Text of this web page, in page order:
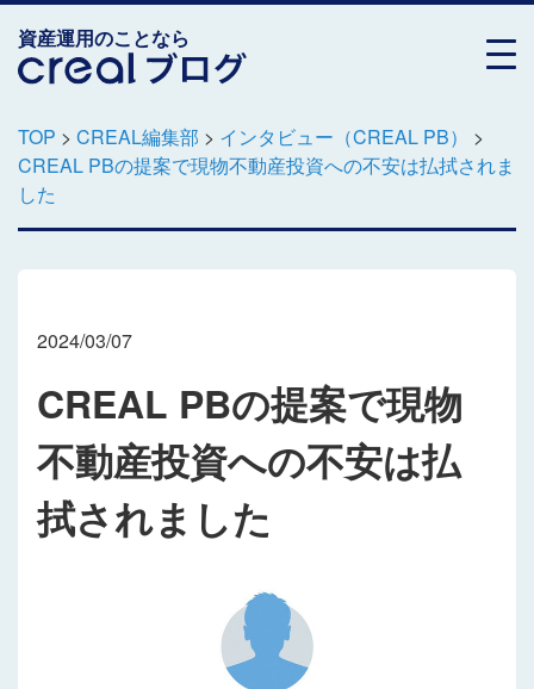
資産運用のことなら
TOP > CREAL編集部 > インタビュー（CREAL PB）
>
CREAL PBの提案で現物不動産投資への不安は払拭されま
した
2024/03/07
CREAL PBの提案で現物
不動産投資への不安は払
拭されました